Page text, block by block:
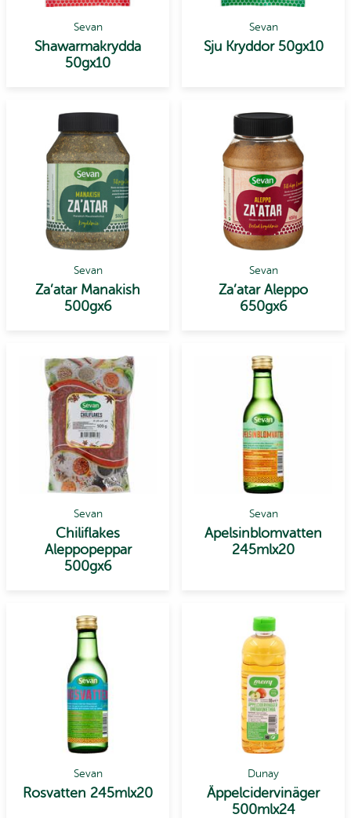
Sevan
Shawarmakrydda
50gx10
Sevan
Sju Kryddor 50gx10
Sevan
Za’atar Manakish
500gx6
Sevan
Za’atar Aleppo
650gx6
Sevan
Chiliflakes
Aleppopeppar
500gx6
Sevan
Apelsinblomvatten
245mlx20
Sevan
Rosvatten 245mlx20
Dunay
Äppelcidervinäger
500mlx24